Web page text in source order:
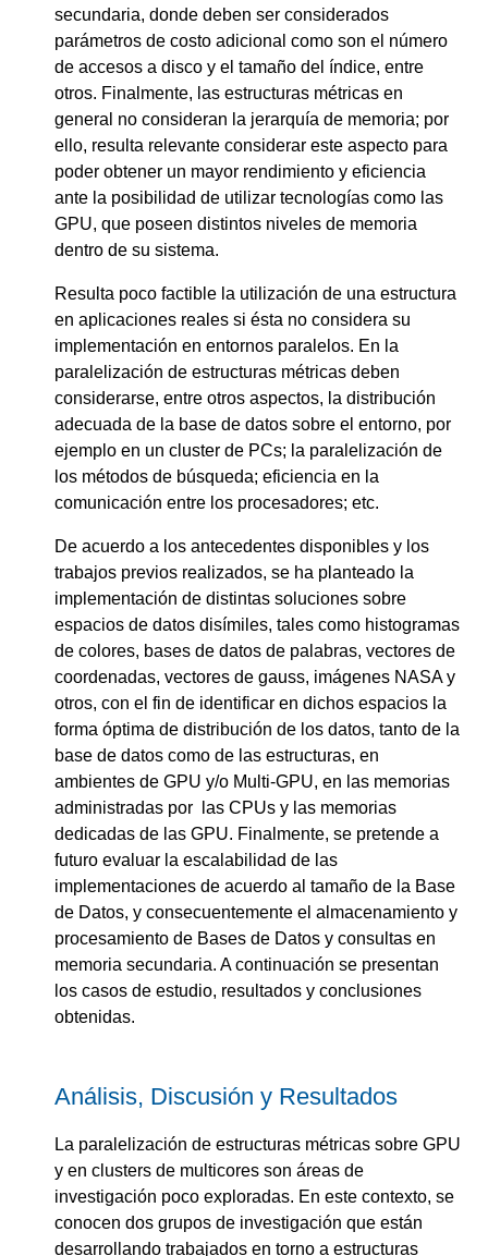
secundaria, donde deben ser considerados
parámetros de costo adicional como son el número
de accesos a disco y el tamaño del índice, entre
otros. Finalmente, las estructuras métricas en
general no consideran la jerarquía de memoria; por
ello, resulta relevante considerar este aspecto para
poder obtener un mayor rendimiento y eficiencia
ante la posibilidad de utilizar tecnologías como las
GPU, que poseen distintos niveles de memoria
dentro de su sistema.
Resulta poco factible la utilización de una estructura
en aplicaciones reales si ésta no considera su
implementación en entornos paralelos. En la
paralelización de estructuras métricas deben
considerarse, entre otros aspectos, la distribución
adecuada de la base de datos sobre el entorno, por
ejemplo en un cluster de PCs; la paralelización de
los métodos de búsqueda; eficiencia en la
comunicación entre los procesadores; etc.
De acuerdo a los antecedentes disponibles y los
trabajos previos realizados, se ha planteado la
implementación de distintas soluciones sobre
espacios de datos disímiles, tales como histogramas
de colores, bases de datos de palabras, vectores de
coordenadas, vectores de gauss, imágenes NASA y
otros, con el fin de identificar en dichos espacios la
forma óptima de distribución de los datos, tanto de la
base de datos como de las estructuras, en
ambientes de GPU y/o Multi-GPU, en las memorias
administradas por las CPUs y las memorias
dedicadas de las GPU. Finalmente, se pretende a
futuro evaluar la escalabilidad de las
implementaciones de acuerdo al tamaño de la Base
de Datos, y consecuentemente el almacenamiento y
procesamiento de Bases de Datos y consultas en
memoria secundaria. A continuación se presentan
los casos de estudio, resultados y conclusiones
obtenidas.
Análisis, Discusión y Resultados
La paralelización de estructuras métricas sobre GPU
y en clusters de multicores son áreas de
investigación poco exploradas. En este contexto, se
conocen dos grupos de investigación que están
desarrollando trabajados en torno a estructuras